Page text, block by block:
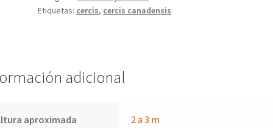
(Flame
Etiquetas: cercis, cercis canadensis
adicional
aproximada
2 a 3 m